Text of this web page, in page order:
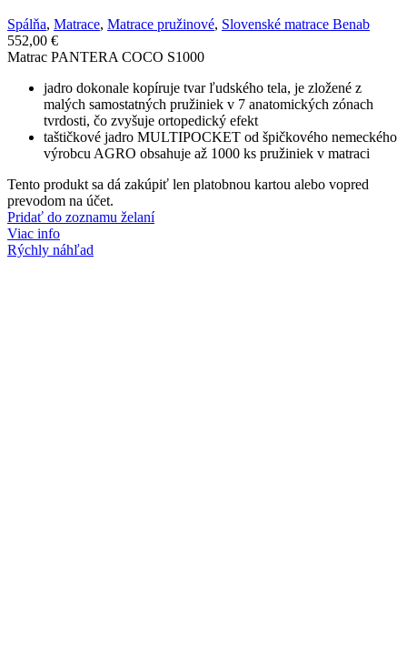
Spálňa, Matrace, Matrace pružinové, Slovenské matrace Benab
552,00 €
Matrac PANTERA COCO S1000
jadro dokonale kopíruje tvar ľudského tela, je zložené z
malých samostatných pružiniek v 7 anatomických zónach
tvrdosti, čo zvyšuje ortopedický efekt
taštičkové jadro MULTIPOCKET od špičkového nemeckého
výrobcu AGRO obsahuje až 1000 ks pružiniek v matraci
Tento produkt sa dá zakúpiť len platobnou kartou alebo vopred
prevodom na účet.
Pridať do zoznamu želaní
Viac info
Rýchly náhľad